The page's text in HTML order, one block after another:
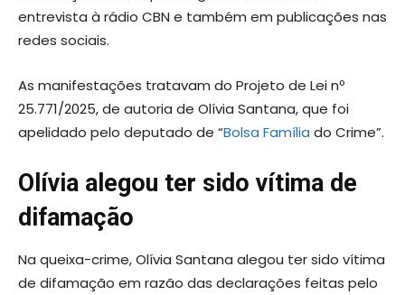
entrevista à rádio CBN e também em publicações nas
redes sociais.
As manifestações tratavam do Projeto de Lei nº
25.771/2025, de autoria de Olívia Santana, que foi
apelidado pelo deputado de “Bolsa Família do Crime”.
Olívia alegou ter sido vítima de
difamação
Na queixa-crime, Olívia Santana alegou ter sido vítima
de difamação em razão das declarações feitas pelo